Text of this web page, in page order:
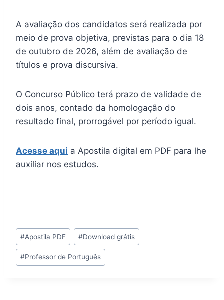
A avaliação dos candidatos será realizada por
meio de prova objetiva, previstas para o dia 18
de outubro de 2026, além de avaliação de
títulos e prova discursiva.
O Concurso Público terá prazo de validade de
dois anos, contado da homologação do
resultado final, prorrogável por período igual.
Acesse aqui a Apostila digital em PDF para lhe
auxiliar nos estudos.
Tags
do
Post:
#Apostila PDF #Download grátis
#Professor de Português